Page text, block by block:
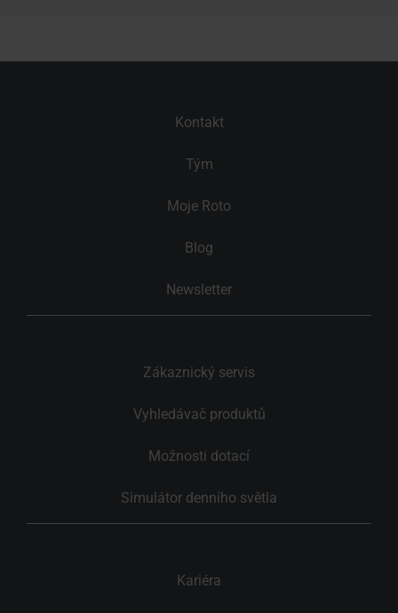
Kontakt
Tým
Moje Roto
Blog
Newsletter
Zákaznický servis
Vyhledávač produktů
Možnosti dotací
Simulátor denního světla
Kariéra